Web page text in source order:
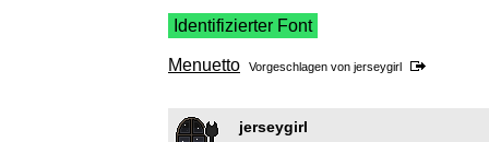
Identifizierter Font
Menuetto Vorgeschlagen von jerseygirl
jerseygirl